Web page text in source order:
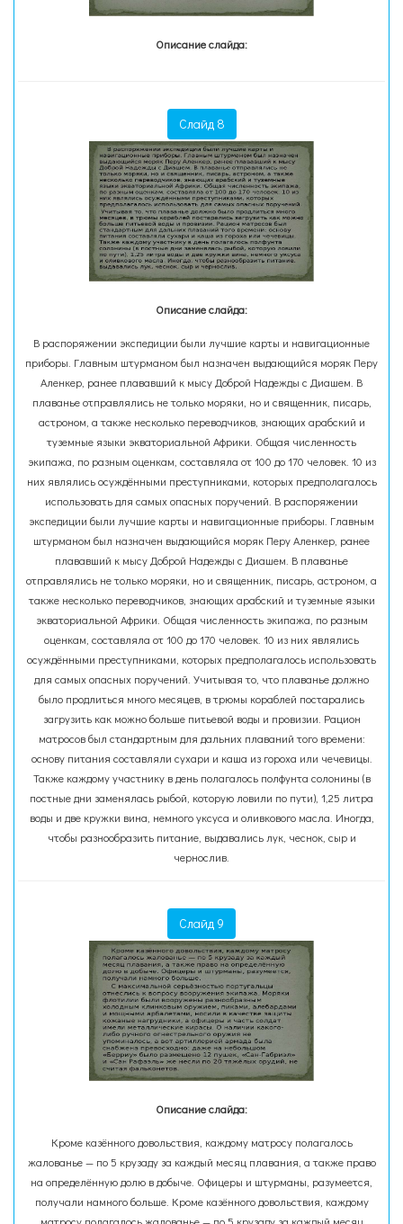
Описание слайда:
Слайд 8
Описание слайда:
В распоряжении экспедиции были лучшие карты и навигационные
приборы. Главным штурманом был назначен выдающийся моряк Перу
Аленкер, ранее плававший к мысу Доброй Надежды с Диашем. В
плаванье отправлялись не только моряки, но и священник, писарь,
астроном, а также несколько переводчиков, знающих арабский и
туземные языки экваториальной Африки. Общая численность
экипажа, по разным оценкам, составляла от 100 до 170 человек. 10 из
них являлись осуждёнными преступниками, которых предполагалось
использовать для самых опасных поручений. В распоряжении
экспедиции были лучшие карты и навигационные приборы. Главным
штурманом был назначен выдающийся моряк Перу Аленкер, ранее
плававший к мысу Доброй Надежды с Диашем. В плаванье
отправлялись не только моряки, но и священник, писарь, астроном, а
также несколько переводчиков, знающих арабский и туземные языки
экваториальной Африки. Общая численность экипажа, по разным
оценкам, составляла от 100 до 170 человек. 10 из них являлись
осуждёнными преступниками, которых предполагалось использовать
для самых опасных поручений. Учитывая то, что плаванье должно
было продлиться много месяцев, в трюмы кораблей постарались
загрузить как можно больше питьевой воды и провизии. Рацион
матросов был стандартным для дальних плаваний того времени:
основу питания составляли сухари и каша из гороха или чечевицы.
Также каждому участнику в день полагалось полфунта солонины (в
постные дни заменялась рыбой, которую ловили по пути), 1,25 литра
воды и две кружки вина, немного уксуса и оливкового масла. Иногда,
чтобы разнообразить питание, выдавались лук, чеснок, сыр и
чернослив.
Слайд 9
Описание слайда:
Кроме казённого довольствия, каждому матросу полагалось
жалованье — по 5 крузаду за каждый месяц плавания, а также право
на определённую долю в добыче. Офицеры и штурманы, разумеется,
получали намного больше. Кроме казённого довольствия, каждому